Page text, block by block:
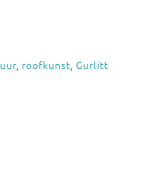
, roofkunst, Gurlitt